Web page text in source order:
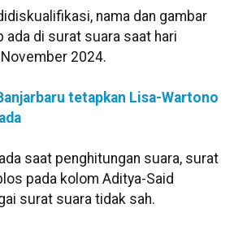
nama dan gambar
ada di surat suara saat hari
2024.
tetapkan Lisa-Wartono
saat penghitungan suara, surat
pada kolom Aditya-Said
surat suara tidak sah.